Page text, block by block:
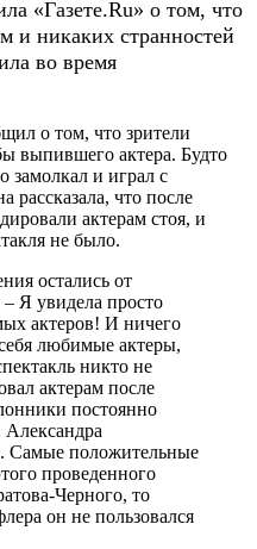
«Газете.Ru» о том, что
и никаких странностей
во время
о том, что зрители
выпившего актера. Будто
замолкал и играл с
что после
актерам стоя, и
не было.
остались от
– Я увидела просто
актеров! И ничего
любимые актеры,
никто не
актерам после
постоянно
Александра
Самые положительные
проведенного
Черного, то
он не пользовался